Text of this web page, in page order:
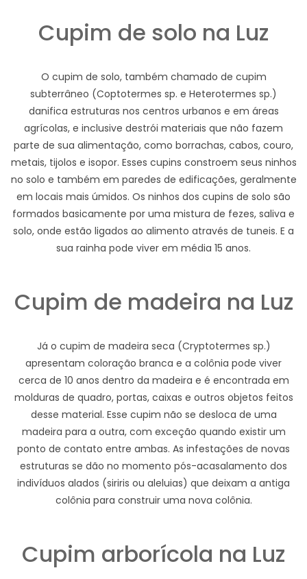
Cupim de solo na Luz
O cupim de solo, também chamado de cupim
subterrâneo (Coptotermes sp. e Heterotermes sp.)
danifica estruturas nos centros urbanos e em áreas
agrícolas, e inclusive destrói materiais que não fazem
parte de sua alimentação, como borrachas, cabos, couro,
metais, tijolos e isopor. Esses cupins constroem seus ninhos
no solo e também em paredes de edificações, geralmente
em locais mais úmidos. Os ninhos dos cupins de solo são
formados basicamente por uma mistura de fezes, saliva e
solo, onde estão ligados ao alimento através de tuneis. E a
sua rainha pode viver em média 15 anos.
Cupim de madeira na Luz
Já o cupim de madeira seca (Cryptotermes sp.)
apresentam coloração branca e a colônia pode viver
cerca de 10 anos dentro da madeira e é encontrada em
molduras de quadro, portas, caixas e outros objetos feitos
desse material. Esse cupim não se desloca de uma
madeira para a outra, com exceção quando existir um
ponto de contato entre ambas. As infestações de novas
estruturas se dão no momento pós-acasalamento dos
indivíduos alados (siriris ou aleluias) que deixam a antiga
colônia para construir uma nova colônia.
Cupim arborícola na Luz